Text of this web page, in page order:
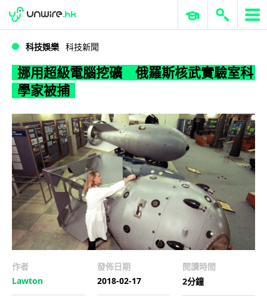
WWDC 2026 ERP 與商業 AI
科技娛樂 科技新聞
挪用超級電腦挖礦 俄羅斯核武實驗室科
學家被捕
作者
Lawton
發佈日期
2018-02-17
閱讀時間
2分鐘